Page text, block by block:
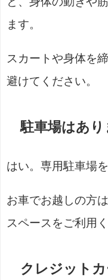
ます。
スカートや身体を
避けてください。
駐車場はあり
はい。専用駐車場
お車でお越しの方
スペースをご利用く
クレジット